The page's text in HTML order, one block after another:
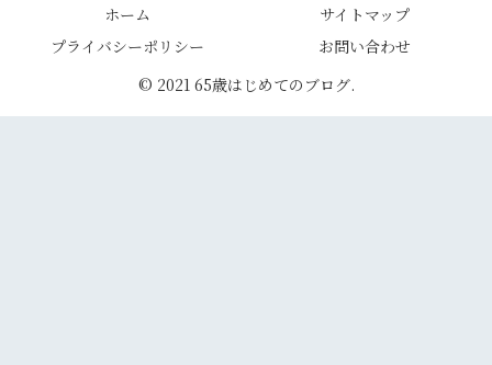
ホーム
サイトマップ
プライバシーポリシー
お問い合わせ
© 2021 65歳はじめてのブログ.